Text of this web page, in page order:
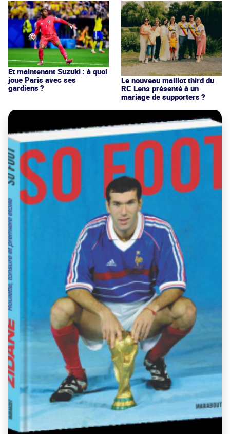
Et maintenant Suzuki : à quoi
joue Paris avec ses
gardiens ?
Le nouveau maillot third du
RC Lens présenté à un
mariage de supporters ?